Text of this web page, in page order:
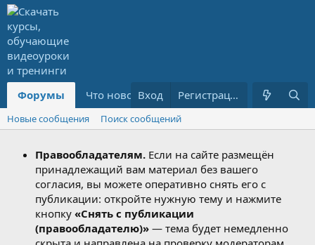
Форумы Что нового? Ресурсы PREMIUM
Вход Регистрация
Новые сообщения Поиск сообщений
Правообладателям. Если на сайте размещён
принадлежащий вам материал без вашего
согласия, вы можете оперативно снять его с
публикации: откройте нужную тему и нажмите
кнопку «Снять с публикации
(правообладателю)» — тема будет немедленно